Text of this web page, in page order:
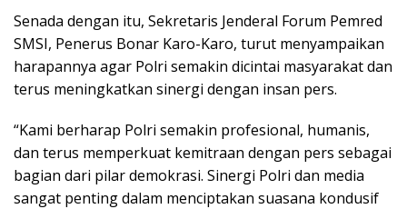
Senada dengan itu, Sekretaris Jenderal Forum Pemred
SMSI, Penerus Bonar Karo-Karo, turut menyampaikan
harapannya agar Polri semakin dicintai masyarakat dan
terus meningkatkan sinergi dengan insan pers.
“Kami berharap Polri semakin profesional, humanis,
dan terus memperkuat kemitraan dengan pers sebagai
bagian dari pilar demokrasi. Sinergi Polri dan media
sangat penting dalam menciptakan suasana kondusif